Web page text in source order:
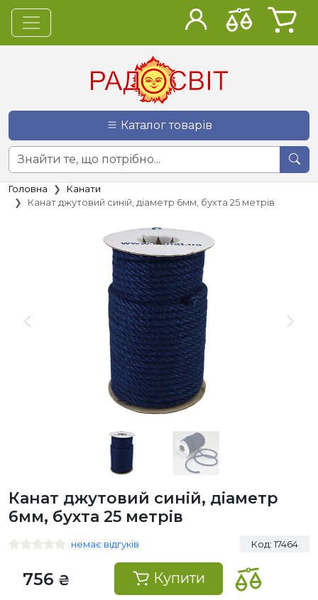
Каталог товарів
Головна
Канати
Канат джутовий синій, діаметр 6мм, бухта 25 метрів
Канат джутовий синій, діаметр
6мм, бухта 25 метрів
немає відгуків Код: 17464
756 ₴ Купити